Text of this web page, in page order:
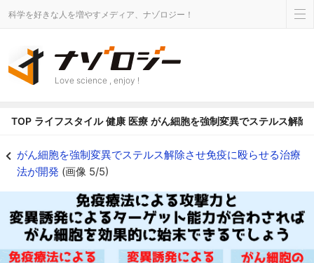
科学を好きな人を増やすメディア、ナゾロジー！
Love science , enjoy !
TOP ライフスタイル 健康 医療 がん細胞を強制変異でステルス解除
がん細胞を強制変異でステルス解除させ免疫に殴らせる治療
法が開発 (画像 5/5)